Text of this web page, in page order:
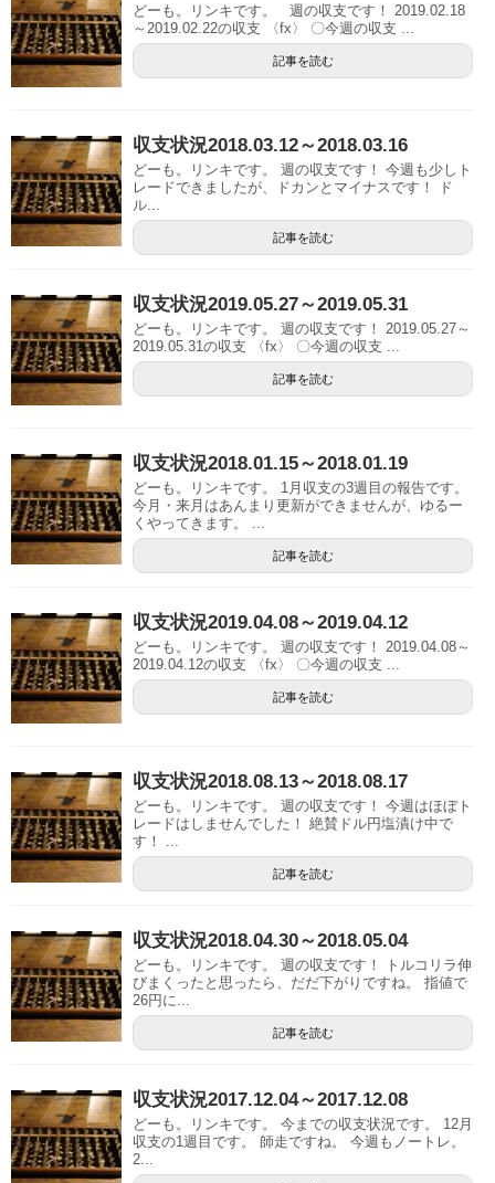
どーも。リンキです。 週の収支です！ 2019.02.18
～2019.02.22の収支 〈fx〉 〇今週の収支 ...
記事を読む
収支状況2018.03.12～2018.03.16
どーも。リンキです。 週の収支です！ 今週も少しト
レードできましたが、ドカンとマイナスです！ ド
ル...
記事を読む
収支状況2019.05.27～2019.05.31
どーも。リンキです。 週の収支です！ 2019.05.27～
2019.05.31の収支 〈fx〉 〇今週の収支 ...
記事を読む
収支状況2018.01.15～2018.01.19
どーも。リンキです。 1月収支の3週目の報告です。
今月・来月はあんまり更新ができませんが、ゆるー
くやってきます。 ...
記事を読む
収支状況2019.04.08～2019.04.12
どーも。リンキです。 週の収支です！ 2019.04.08～
2019.04.12の収支 〈fx〉 〇今週の収支 ...
記事を読む
収支状況2018.08.13～2018.08.17
どーも。リンキです。 週の収支です！ 今週はほぼト
レードはしませんでした！ 絶賛ドル円塩漬け中で
す！ ...
記事を読む
収支状況2018.04.30～2018.05.04
どーも。リンキです。 週の収支です！ トルコリラ伸
びまくったと思ったら、だだ下がりですね。 指値で
26円に...
記事を読む
収支状況2017.12.04～2017.12.08
どーも。リンキです。 今までの収支状況です。 12月
収支の1週目です。 師走ですね。 今週もノートレ。
2...